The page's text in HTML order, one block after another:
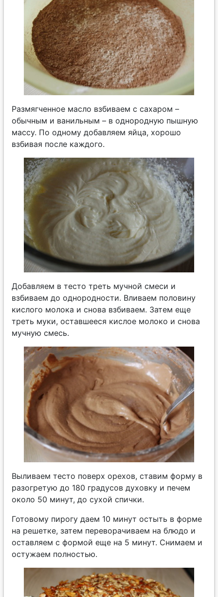
Размягченное масло взбиваем с сахаром –
обычным и ванильным – в однородную пышную
массу. По одному добавляем яйца, хорошо
взбивая после каждого.
Добавляем в тесто треть мучной смеси и
взбиваем до однородности. Вливаем половину
кислого молока и снова взбиваем. Затем еще
треть муки, оставшееся кислое молоко и снова
мучную смесь.
Выливаем тесто поверх орехов, ставим форму в
разогретую до 180 градусов духовку и печем
около 50 минут, до сухой спички.
Готовому пирогу даем 10 минут остыть в форме
на решетке, затем переворачиваем на блюдо и
оставляем с формой еще на 5 минут. Снимаем и
остужаем полностью.